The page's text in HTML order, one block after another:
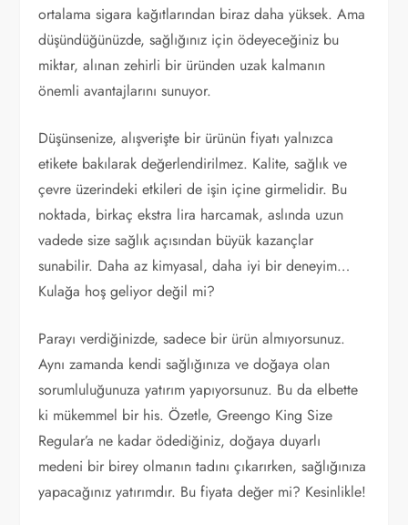
ortalama sigara kağıtlarından biraz daha yüksek. Ama
düşündüğünüzde, sağlığınız için ödeyeceğiniz bu
miktar, alınan zehirli bir üründen uzak kalmanın
önemli avantajlarını sunuyor.
Düşünsenize, alışverişte bir ürünün fiyatı yalnızca
etikete bakılarak değerlendirilmez. Kalite, sağlık ve
çevre üzerindeki etkileri de işin içine girmelidir. Bu
noktada, birkaç ekstra lira harcamak, aslında uzun
vadede size sağlık açısından büyük kazançlar
sunabilir. Daha az kimyasal, daha iyi bir deneyim…
Kulağa hoş geliyor değil mi?
Parayı verdiğinizde, sadece bir ürün almıyorsunuz.
Aynı zamanda kendi sağlığınıza ve doğaya olan
sorumluluğunuza yatırım yapıyorsunuz. Bu da elbette
ki mükemmel bir his. Özetle, Greengo King Size
Regular’a ne kadar ödediğiniz, doğaya duyarlı
medeni bir birey olmanın tadını çıkarırken, sağlığınıza
yapacağınız yatırımdır. Bu fiyata değer mi? Kesinlikle!